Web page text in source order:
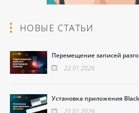
НОВЫЕ СТАТЬИ
Перемещение записей
22.01.2026
Установка приложения
21.01.2026